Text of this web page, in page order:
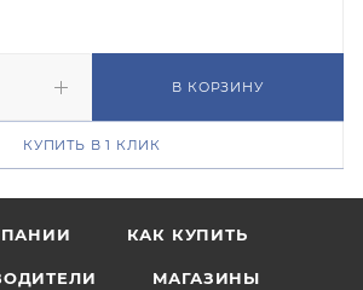
В КОРЗИНУ
КУПИТЬ В 1 КЛИК
КАК КУПИТЬ
МАГАЗИНЫ